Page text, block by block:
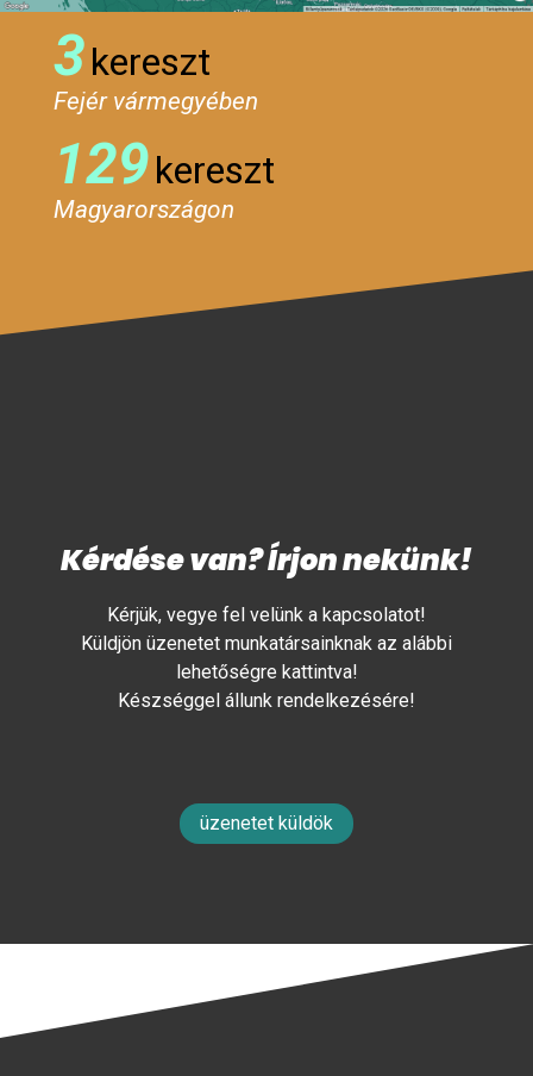
3kereszt
Fejér vármegyében
129kereszt
Magyarországon
Kérdése van? Írjon nekünk!
Kérjük, vegye fel velünk a kapcsolatot!
Küldjön üzenetet munkatársainknak az alábbi
lehetőségre kattintva!
Készséggel állunk rendelkezésére!
üzenetet küldök